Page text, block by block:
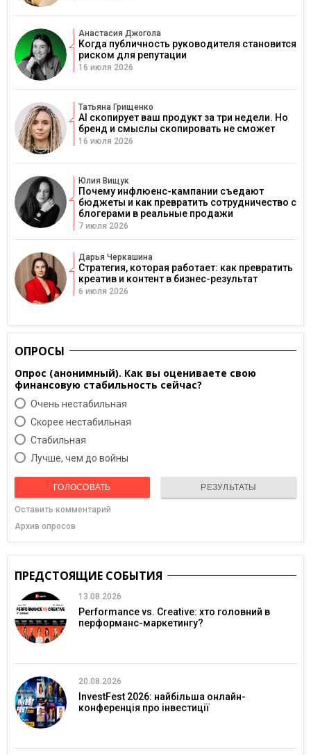
Анастасия Джогола
Когда публичность руководителя становится
риском для репутации
16 июля 2026
Татьяна Грищенко
AI скопирует ваш продукт за три недели. Но
бренд и смыслы скопировать не сможет
16 июля 2026
Юлия Вищук
Почему инфлюенс-кампании съедают
бюджеты и как превратить сотрудничество с
блогерами в реальные продажи
7 июля 2026
Дарья Черкашина
Стратегия, которая работает: как превратить
креатив и контент в бизнес-результат
6 июля 2026
ОПРОСЫ
Опрос (анонимный). Как вы оцениваете свою
финансовую стабильность сейчас?
Очень нестабильная
Скорее нестабильная
Cтабильная
Лучше, чем до войны
ГОЛОСОВАТЬ РЕЗУЛЬТАТЫ
Оставить комментарий
Архив опросов
ПРЕДСТОЯЩИЕ СОБЫТИЯ
13.08.2026
Performance vs. Creative: хто головний в
перформанс-маркетингу?
20.08.2026
InvestFest 2026: найбільша онлайн-
конференція про інвестиції